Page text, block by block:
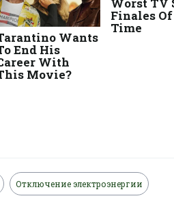
Отключение электроэнергии